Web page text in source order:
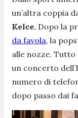
un’altra coppia
Kelce. Dopo la
da favola, la
alle nozze. Tutto
un concerto
numero di
dopo passo dai